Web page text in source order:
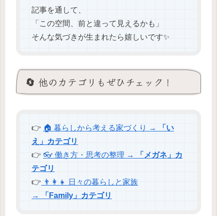
記事を通して、
「この空間、前と違って見えるかも」
そんな気づきが生まれたら嬉しいです✨
🔄 他のカテゴリもぜひチェック！
👉 🏠 暮らしから考える家づくり →
「い
え」カテゴリ
👉 👓 働き方・思考の整理 →
「メガネ」カ
テゴリ
👉 👨‍👩‍👧 日々の暮らしと家族
→
「Family」カテゴリ